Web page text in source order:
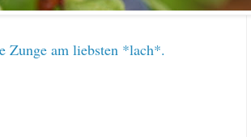
Zunge am liebsten *lach*.